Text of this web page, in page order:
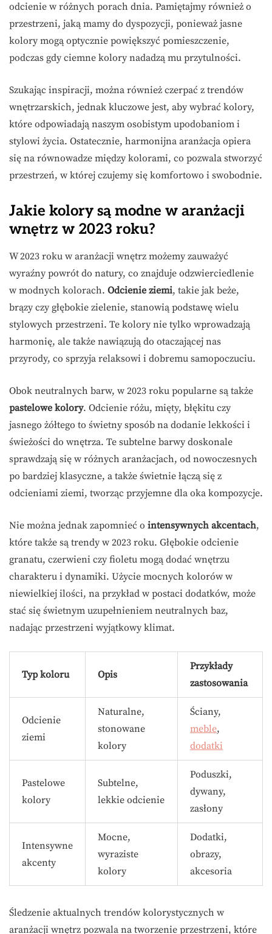
odcienie w różnych porach dnia. Pamiętajmy również o
przestrzeni, jaką mamy do dyspozycji, ponieważ jasne
kolory mogą optycznie powiększyć pomieszczenie,
podczas gdy ciemne kolory nadadzą mu przytulności.
Szukając inspiracji, można również czerpać z trendów
wnętrzarskich, jednak kluczowe jest, aby wybrać kolory,
które odpowiadają naszym osobistym upodobaniom i
stylowi życia. Ostatecznie, harmonijna aranżacja opiera
się na równowadze między kolorami, co pozwala stworzyć
przestrzeń, w której czujemy się komfortowo i swobodnie.
Jakie kolory są modne w aranżacji
wnętrz w 2023 roku?
W 2023 roku w aranżacji wnętrz możemy zauważyć
wyraźny powrót do natury, co znajduje odzwierciedlenie
w modnych kolorach. Odcienie ziemi, takie jak beże,
brązy czy głębokie zielenie, stanowią podstawę wielu
stylowych przestrzeni. Te kolory nie tylko wprowadzają
harmonię, ale także nawiązują do otaczającej nas
przyrody, co sprzyja relaksowi i dobremu samopoczuciu.
Obok neutralnych barw, w 2023 roku popularne są także
pastelowe kolory. Odcienie różu, mięty, błękitu czy
jasnego żółtego to świetny sposób na dodanie lekkości i
świeżości do wnętrza. Te subtelne barwy doskonale
sprawdzają się w różnych aranżacjach, od nowoczesnych
po bardziej klasyczne, a także świetnie łączą się z
odcieniami ziemi, tworząc przyjemne dla oka kompozycje.
Nie można jednak zapomnieć o intensywnych akcentach,
które także są trendy w 2023 roku. Głębokie odcienie
granatu, czerwieni czy fioletu mogą dodać wnętrzu
charakteru i dynamiki. Użycie mocnych kolorów w
niewielkiej ilości, na przykład w postaci dodatków, może
stać się świetnym uzupełnieniem neutralnych baz,
nadając przestrzeni wyjątkowy klimat.
Typ koloru Opis
Przykłady
zastosowania
Odcienie
ziemi
Naturalne,
stonowane
kolory
Ściany,
meble,
dodatki
Pastelowe
kolory
Subtelne,
lekkie odcienie
Poduszki,
dywany,
zasłony
Intensywne
akcenty
Mocne,
wyraziste
kolory
Dodatki,
obrazy,
akcesoria
Śledzenie aktualnych trendów kolorystycznych w
aranżacji wnętrz pozwala na tworzenie przestrzeni, które